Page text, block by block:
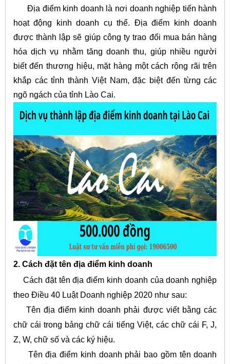
Địa điểm kinh doanh là nơi doanh nghiệp tiến hành
hoạt động kinh doanh cụ thể. Địa điểm kinh doanh
được thành lập sẽ giúp công ty trao đổi mua bán hàng
hóa dịch vụ nhằm tăng doanh thu, giúp nhiều người
biết đến thương hiệu, mặt hàng một cách rộng rãi trên
khắp các tỉnh thành Việt Nam, đặc biệt đến từng các
ngõ ngách của tỉnh Lào Cai.
2. Cách đặt tên địa điểm kinh doanh
Cách đặt tên địa điểm kinh doanh của doanh nghiệp
theo Điều 40 Luật Doanh nghiệp 2020 như sau:
Tên địa điểm kinh doanh phải được viết bằng các
chữ cái trong bảng chữ cái tiếng Việt, các chữ cái F, J,
Z, W, chữ số và các ký hiệu.
Tên địa điểm kinh doanh phải bao gồm tên doanh